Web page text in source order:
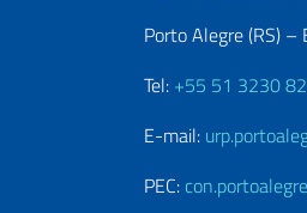
Porto Alegre (RS) –
Tel: +55 51 3230
E-mail:
PEC: